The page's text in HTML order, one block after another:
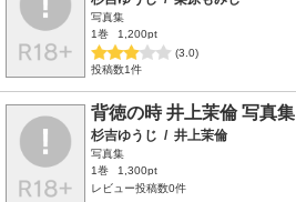
写真集
1巻
1,200pt
(3.0)
投稿数1件
背徳の時 井上茉倫 写真集
杉吉ゆうじ / 井上茉倫
写真集
1巻
1,300pt
レビュー投稿数0件